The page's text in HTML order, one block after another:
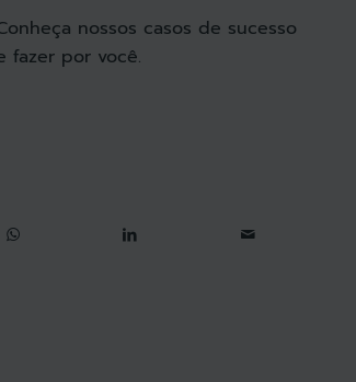
nossos casos de sucesso
fazer por você.